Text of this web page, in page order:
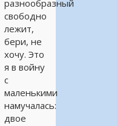
разнообразный
свободно
лежит,
бери, не
хочу. Это
я в войну
с
маленькими
намучалась:
двое